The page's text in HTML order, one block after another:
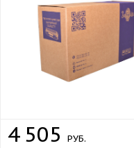
4 505 РУБ.